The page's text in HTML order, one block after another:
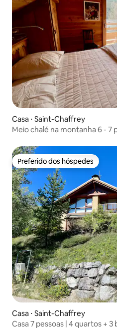
Casa ⋅ Saint-Chaffrey
Meio chalé na montanha 6 - 7
Preferido dos hóspedes
Preferido dos hóspedes
Casa ⋅ Saint-Chaffrey
Casa 7 pessoas | 4 quartos +